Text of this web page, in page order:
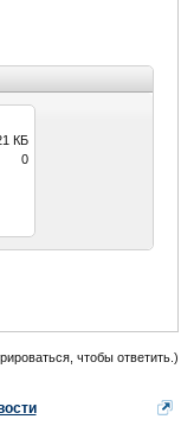
КБ
0
чтобы ответить.)